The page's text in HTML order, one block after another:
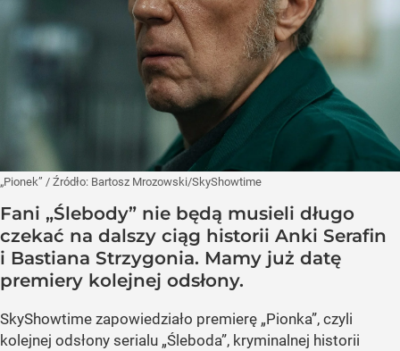
„Pionek” / Źródło: Bartosz Mrozowski/SkyShowtime
Fani „Ślebody” nie będą musieli długo
czekać na dalszy ciąg historii Anki Serafin
i Bastiana Strzygonia. Mamy już datę
premiery kolejnej odsłony.
SkyShowtime zapowiedziało premierę „Pionka”, czyli
kolejnej odsłony serialu „Śleboda”, kryminalnej historii